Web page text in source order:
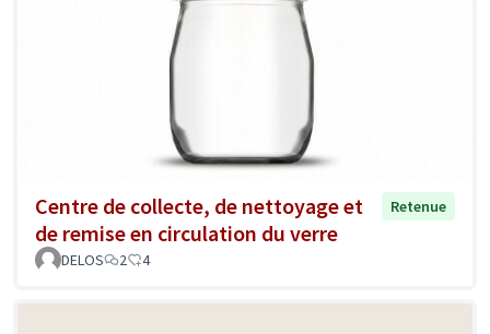
Centre de collecte, de nettoyage et
de remise en circulation du verre
Retenue
DELOS 2 4